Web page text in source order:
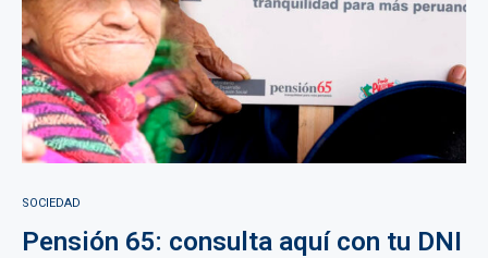
SOCIEDAD
Pensión 65: consulta aquí con tu DNI